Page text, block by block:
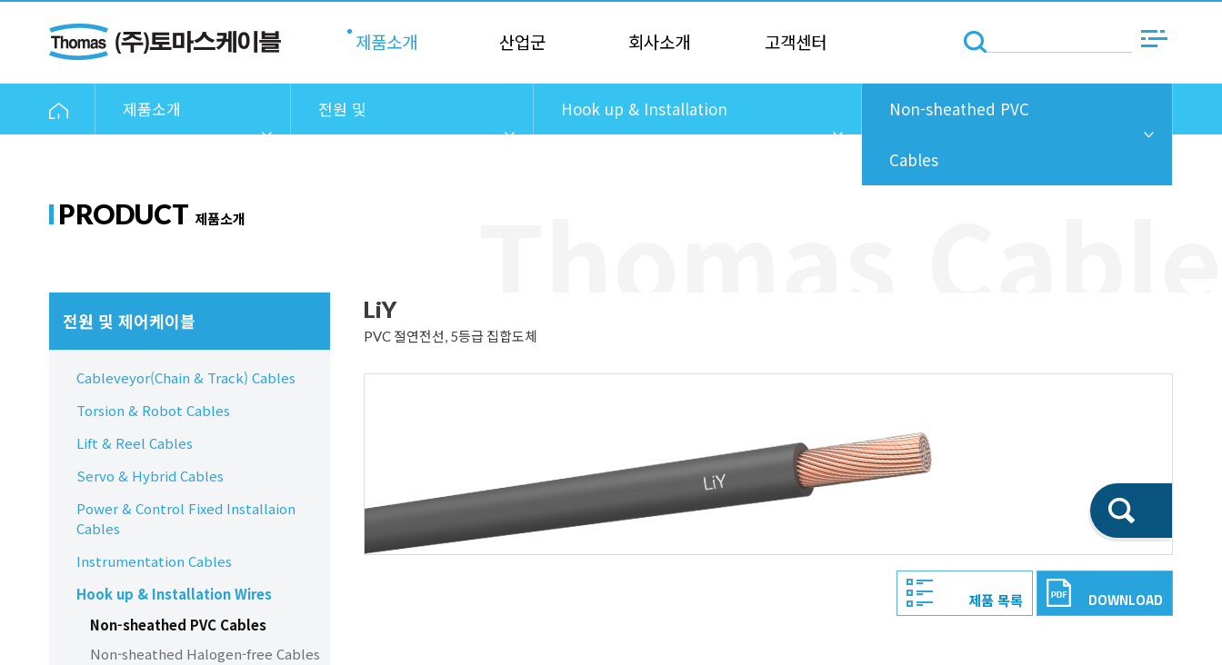
제품소개 산업군 회사소개 고객센터
제품소개 전원 및 Hook up & Installation Non-sheathed PVC
Cables
PRODUCT 제품소개
전원 및 제어케이블
Cableveyor(Chain & Track) Cables
Torsion & Robot Cables
Lift & Reel Cables
Servo & Hybrid Cables
Power & Control Fixed Installaion
Cables
Instrumentation Cables
Hook up & Installation Wires
Non-sheathed PVC Cables
Non-sheathed Halogen-free Cables
LiY
PVC 절연전선, 5등급 집합도체
제품 목록 DOWNLOAD